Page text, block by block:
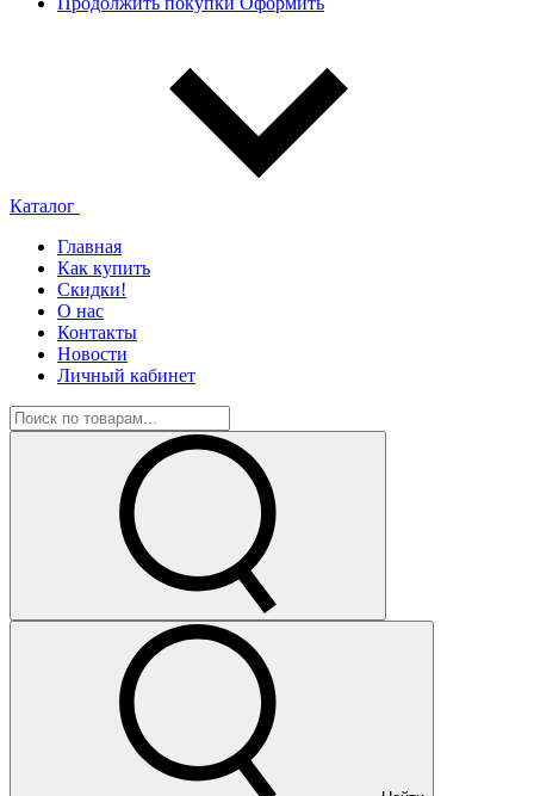
Каталог
Главная
Как купить
Скидки!
О нас
Контакты
Новости
Личный кабинет